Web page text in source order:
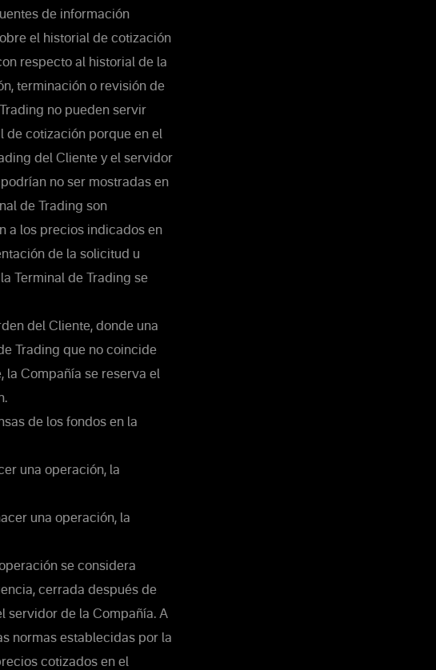
de información
el historial de cotización
respecto al historial de la
terminación o revisión de
no pueden servir
de cotización porque en el
del Cliente y el servidor
no ser mostradas en
de Trading son
a los precios indicados en
de la solicitud u
Terminal de Trading se
del Cliente, donde una
Trading que no coincide
la Compañía se reserva el
de los fondos en la
una operación, la
una operación, la
se considera
cerrada después de
servidor de la Compañía. A
normas establecidas por la
cotizados en el